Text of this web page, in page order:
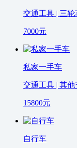
交通工具 | 三
7000元
私家一手车
交通工具 | 其
15800元
自行车